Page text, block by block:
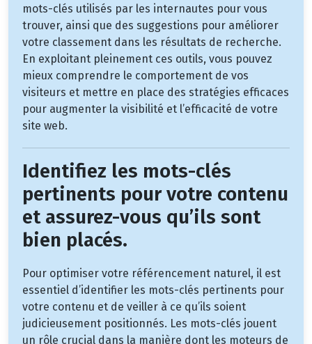
mots-clés utilisés par les internautes pour vous
trouver, ainsi que des suggestions pour améliorer
votre classement dans les résultats de recherche.
En exploitant pleinement ces outils, vous pouvez
mieux comprendre le comportement de vos
visiteurs et mettre en place des stratégies efficaces
pour augmenter la visibilité et l’efficacité de votre
site web.
Identifiez les mots-clés
pertinents pour votre contenu
et assurez-vous qu’ils sont
bien placés.
Pour optimiser votre référencement naturel, il est
essentiel d’identifier les mots-clés pertinents pour
votre contenu et de veiller à ce qu’ils soient
judicieusement positionnés. Les mots-clés jouent
un rôle crucial dans la manière dont les moteurs de